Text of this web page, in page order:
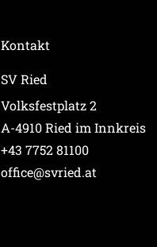
Kontakt
SV Ried
Volksfestplatz 2
A-4910 Ried im Innkreis
+43 7752 81100
office@svried.at